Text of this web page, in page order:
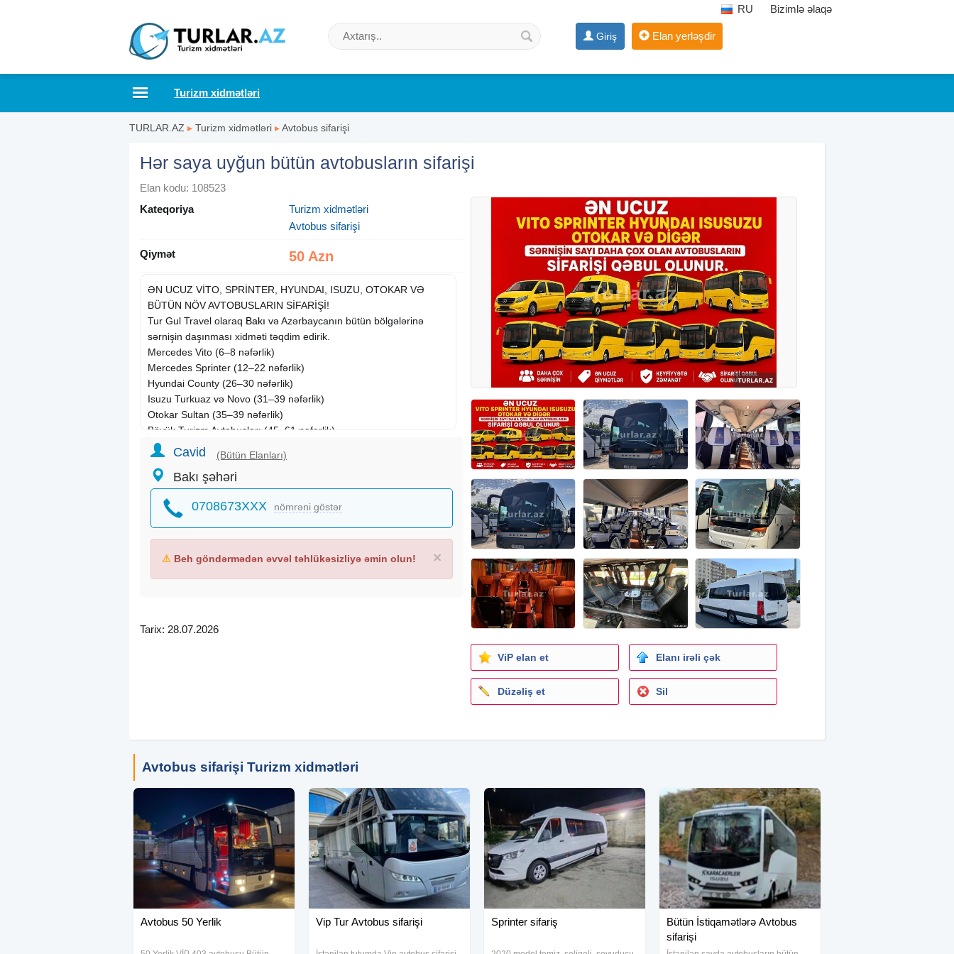
RU Bizimlə əlaqə
Giriş Elan yerləşdir
Turizm xidmətləri
TURLAR.AZ ▸ Turizm xidmətləri ▸Avtobus sifarişi
Hər saya uyğun bütün avtobusların sifarişi
Elan kodu: 108523
Kateqoriya
Turizm xidmətləri
Avtobus sifarişi
Qiymət 50 Azn
ƏN UCUZ VİTO, SPRİNTER, HYUNDAI, ISUZU, OTOKAR VƏ
BÜTÜN NÖV AVTOBUSLARIN SİFARİŞİ!
Tur Gul Travel olaraq Bakı və Azərbaycanın bütün bölgələrinə
sərnişin daşınması xidməti təqdim edirik.
Mercedes Vito (6–8 nəfərlik)
Mercedes Sprinter (12–22 nəfərlik)
Hyundai County (26–30 nəfərlik)
Isuzu Turkuaz və Novo (31–39 nəfərlik)
Otokar Sultan (35–39 nəfərlik)
Böyük Turizm Avtobusları (45–61 nəfərlik)
Toy, nişan və xına mərasimləri
Korporativ tədbirlər və işgüzar səfərlər
Hava limanı transferləri
Şəhərdaxili və şəhərlərarası səfərlər
Turizm və ekskursiyaturları
Məktəb, universitet və kollektiv daşımaları
Rahat və təmiz salon
Təcrübəli və peşəkar sürücülər
Ən uyğun qiymətlərlə istənilən sayda sərnişin üçün nəqliyyat
Cavid (Bütün Elanları)
Bakı şəhəri
0708673XXX nömrəni göstər
×
⚠ Beh göndərmədən əvvəl təhlükəsizliyə əmin olun!
Tarix: 28.07.2026
ViP elan et Elanı irəli çək
Düzəliş et Sil
Avtobus sifarişi Turizm xidmətləri
Avtobus 50 Yerlik Vip Tur Avtobus sifarişi Sprinter sifariş
Bütün İstiqamətlərə Avtobus
sifarişi